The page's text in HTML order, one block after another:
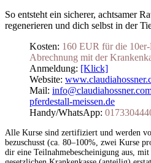
So entsteht ein sicherer, achtsamer
regenerieren und dich selbst in der
Kosten: 160 EUR für die
Abrechnung mit der
Anmeldung: [Klick]
Website:
Mail:
pferdestall-meissen.de
Handy/WhatsApp:
Alle Kurse sind zertifiziert und werden
bezuschusst (ca. 80–100%, zwei Kurse
dir eine Teilnahmebescheinigung aus,